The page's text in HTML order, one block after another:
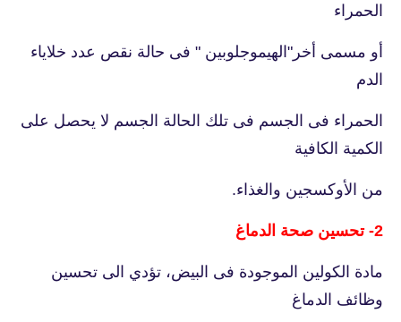
الحمراء
أو مسمى أخر"الهيموجلوبين " فى حالة نقص عدد خلاياء
الدم
الحمراء فى الجسم فى تلك الحالة الجسم لا يحصل على
الكمية الكافية
من الأوكسجين والغذاء.
2- تحسين صحة الدماغ
مادة الكولين الموجودة فى البيض، تؤدي الى تحسين
وظائف الدماغ